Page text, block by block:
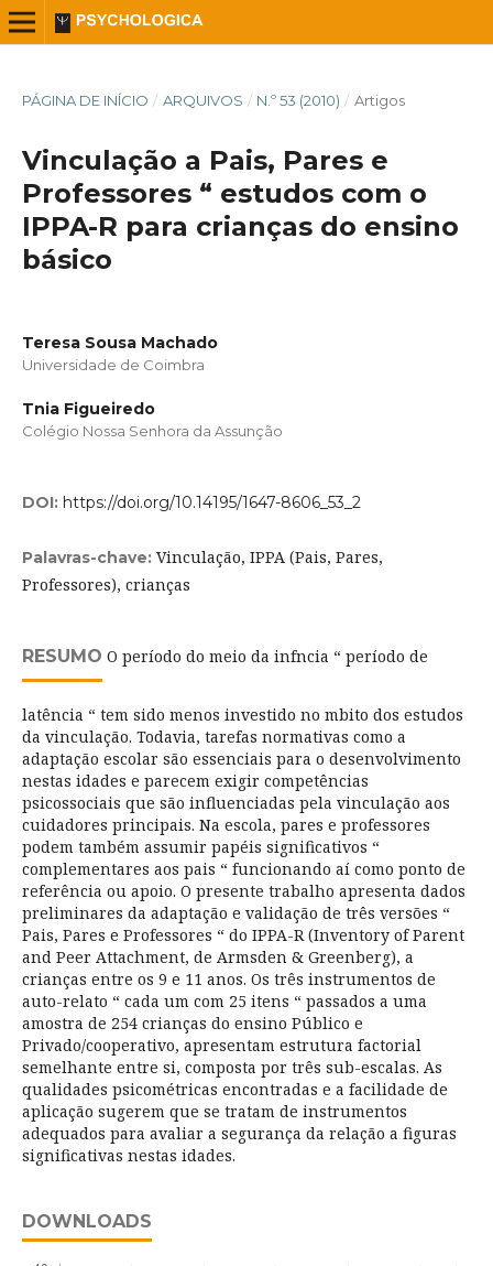
PÁGINA DE INÍCIO / ARQUIVOS / N.º 53 (2010) / Artigos
Vinculação a Pais, Pares e
Professores “ estudos com o
IPPA-R para crianças do ensino
básico
Teresa Sousa Machado
Universidade de Coimbra
Tnia Figueiredo
Colégio Nossa Senhora da Assunção
DOI: https://doi.org/10.14195/1647-8606_53_2
Palavras-chave: Vinculação, IPPA (Pais, Pares,
Professores), crianças
RESUMO O período do meio da infncia “ período de
latência “ tem sido menos investido no mbito dos estudos
da vinculação. Todavia, tarefas normativas como a
adaptação escolar são essenciais para o desenvolvimento
nestas idades e parecem exigir competências
psicossociais que são influenciadas pela vinculação aos
cuidadores principais. Na escola, pares e professores
podem também assumir papéis significativos “
complementares aos pais “ funcionando aí como ponto de
referência ou apoio. O presente trabalho apresenta dados
preliminares da adaptação e validação de três versões “
Pais, Pares e Professores “ do IPPA-R (Inventory of Parent
and Peer Attachment, de Armsden & Greenberg), a
crianças entre os 9 e 11 anos. Os três instrumentos de
auto-relato “ cada um com 25 itens “ passados a uma
amostra de 254 crianças do ensino Público e
Privado/cooperativo, apresentam estrutura factorial
semelhante entre si, composta por três sub-escalas. As
qualidades psicométricas encontradas e a facilidade de
aplicação sugerem que se tratam de instrumentos
adequados para avaliar a segurança da relação a figuras
significativas nestas idades.
DOWNLOADS